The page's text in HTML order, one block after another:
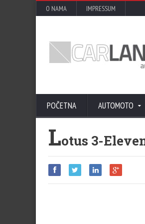
O NAMA IMPRESSUM
POČETNA AUTOMOTO
Lotus 3-